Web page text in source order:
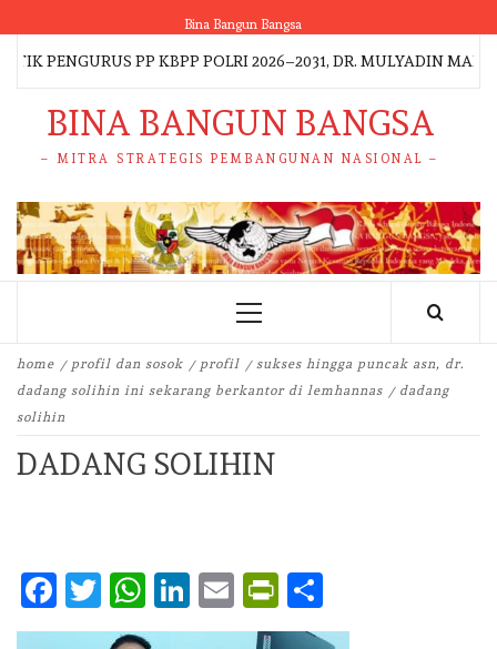
to
content
Bina Bangun Bangsa
PENGURUS PP KBPP POLRI 2026–2031, DR. MULYADIN MALIK
BINA BANGUN BANGSA
– MITRA STRATEGIS PEMBANGUNAN NASIONAL –
Primary
home profil dan sosok profil
sukses hingga puncak asn, dr.
dadang solihin ini sekarang berkantor di lemhannas
dadang
solihin
DADANG SOLIHIN
Facebook
Twitter
WhatsApp
LinkedIn
EmailPrintFriendly